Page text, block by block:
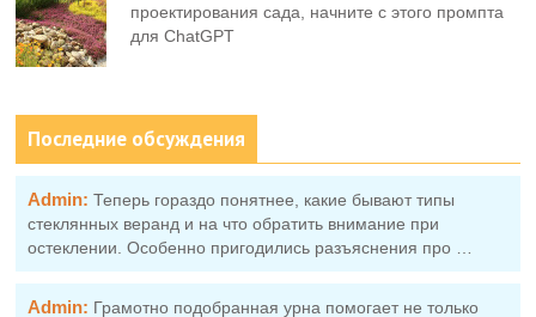
проектирования сада, начните с этого промпта
для ChatGPT
Последние обсуждения
Admin: Теперь гораздо понятнее, какие бывают типы
стеклянных веранд и на что обратить внимание при
остеклении. Особенно пригодились разъяснения про …
Admin: Грамотно подобранная урна помогает не только